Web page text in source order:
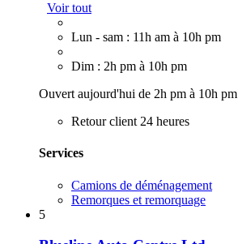
Voir tout
Lun - sam : 11h am à 10h pm
Dim : 2h pm à 10h pm
Ouvert aujourd'hui de 2h pm à 10h pm
Retour client 24 heures
Services
Camions de déménagement
Remorques et remorquage
5